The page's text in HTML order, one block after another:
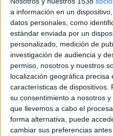
a información en un
datos personales, como
estándar enviada por un
personalizado, medición de
investigación de audiencia y
permiso, nosotros y nuestros
localización geográfica
características de dispositivos.
su consentimiento a nosotros
que llevemos a cabo el
forma alternativa, puede
cambiar sus preferencias
las decisiones de
Según el informe emitido por Millward
sociedad mantiene una idea de que la
percepción que drena la confianza en
domésticas. Así, los consumidores se
se prevé duradera disminuyendo sus
comportamientos y las marcas han
alejado del paroxismo sobre los precios.
Asimismo, el informe considera que
alegría inmoderada en el consumo y
10% piensan que pueden perder su